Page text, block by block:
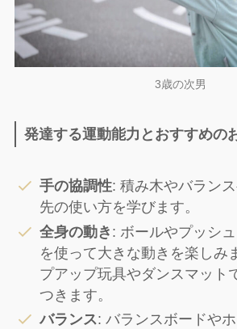
3歳の次男
発達する運動能力とおすすめの
手の協調性: 積み木やバラン
先の使い方を学びます。
全身の動き : ボールやプッシ
を使って大きな動きを楽しみ
プアップ玩具やダンスマット
つきます。
バランス: バランスボードや